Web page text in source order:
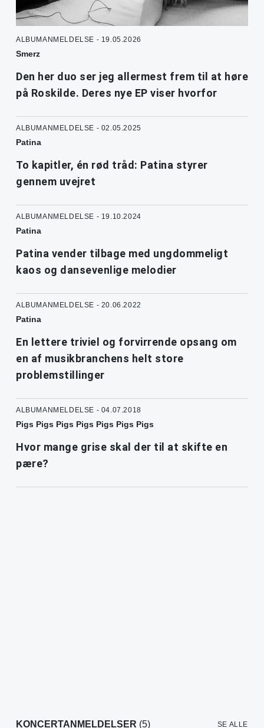
ALBUMANMELDELSE - 19.05.2026
Smerz
Den her duo ser jeg allermest frem til at høre
på Roskilde. Deres nye EP viser hvorfor
ALBUMANMELDELSE - 02.05.2025
Patina
To kapitler, én rød tråd: Patina styrer
gennem uvejret
ALBUMANMELDELSE - 19.10.2024
Patina
Patina vender tilbage med ungdommeligt
kaos og dansevenlige melodier
ALBUMANMELDELSE - 20.06.2022
Patina
En lettere triviel og forvirrende opsang om
en af musikbranchens helt store
problemstillinger
ALBUMANMELDELSE - 04.07.2018
Pigs Pigs Pigs Pigs Pigs Pigs Pigs
Hvor mange grise skal der til at skifte en
pære?
KONCERTANMELDELSER (5) SE ALLE